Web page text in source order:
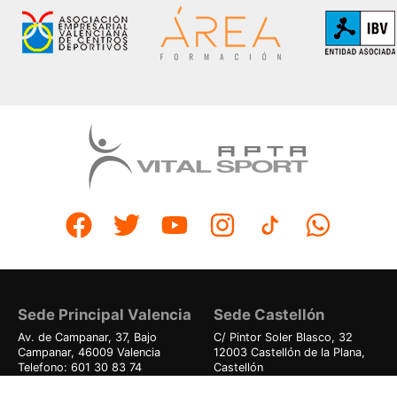
Sede Principal Valencia
Av. de Campanar, 37, Bajo
Campanar, 46009 Valencia
Telefono: 601 30 83 74
Sede Castellón
C/ Pintor Soler Blasco, 32
12003 Castellón de la Plana,
Castellón